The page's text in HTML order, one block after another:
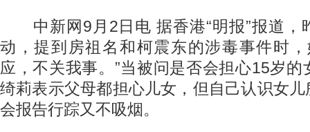
中新网9月2日电 据香港“明报”报道，
动，提到房祖名和柯震东的涉毒事件时
应，不关我事。”当被问是否会担心15岁
绮莉表示父母都担心儿女，但自己认识女
会报告行踪又不吸烟。